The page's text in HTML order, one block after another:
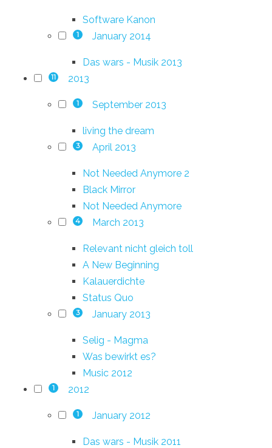
Software Kanon
1 January 2014
Das wars - Musik 2013
11 2013
1 September 2013
living the dream
3 April 2013
Not Needed Anymore 2
Black Mirror
Not Needed Anymore
4 March 2013
Relevant nicht gleich toll
A New Beginning
Kalauerdichte
Status Quo
3 January 2013
Selig - Magma
Was bewirkt es?
Music 2012
1 2012
1 January 2012
Das wars - Musik 2011